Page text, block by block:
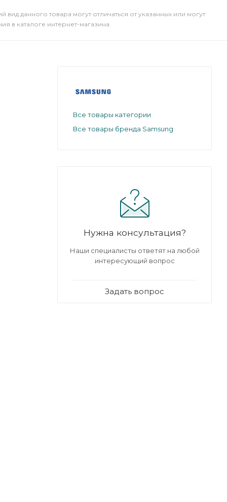
вид данного товара могут отличаться от указанных или могут
в каталоге интернет-магазина.
Все товары категории
Все товары бренда Samsung
Нужна консультация?
Наши специалисты ответят на любой
интересующий вопрос
Задать вопрос